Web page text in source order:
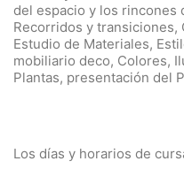
del espacio y los rincones
Recorridos y transiciones,
Estudio de Materiales,
mobiliario deco, Colores,
Plantas, presentación del
Los días y horarios de